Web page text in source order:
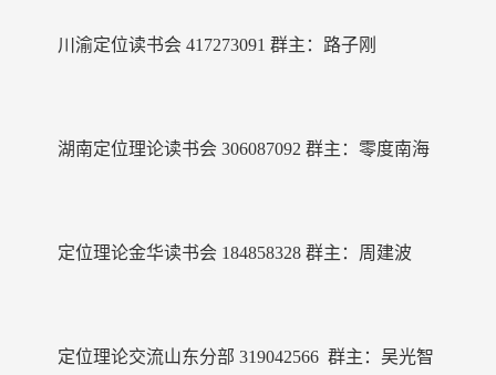
川渝定位读书会 417273091 群主：路子刚
湖南定位理论读书会 306087092 群主：零度南海
定位理论金华读书会 184858328 群主：周建波
定位理论交流山东分部 319042566 群主：吴光智